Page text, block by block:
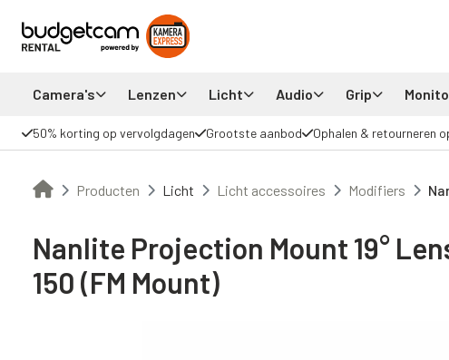
Camera's Lenzen Licht Audio Grip
50% korting op vervolgdagen Grootste aanbod Ophalen & retourneren
Producten Licht Licht accessoires Modifiers
Nanlite Projection Mount 19°
150 (FM Mount)